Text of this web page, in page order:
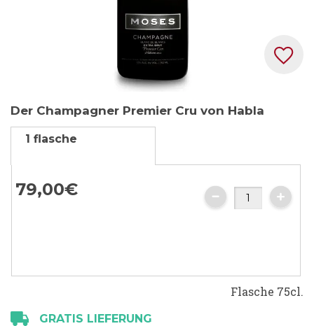
Anfang
der
springen
Der Champagner Premier Cru von Habla
1 flasche
79,00€
Flasche 75cl.
GRATIS LIEFERUNG